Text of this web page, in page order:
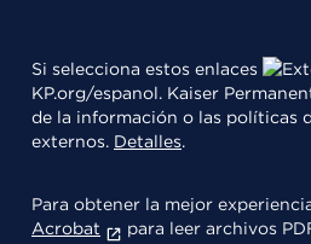
Si selecciona estos enlaces
KP.org/espanol. Kaiser
de la información o las políticas
externos. Detalles.
Para obtener la mejor
Acrobat
para leer archivos